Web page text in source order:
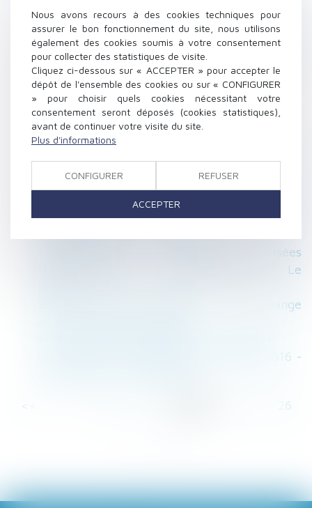
Une société ne souscrit pas une assurance
obligatoire : son dirigeant est responsable -
EFL
Retour sur " Les garanties contre les pensions
alimentaires impayées " - Net Iris
Prolongement du dispositif "Pinel" -
Gouvernement
Quelles sont les clauses suspensives du
compromis de vente ? - Seloger
Faire les bons choix locatifs - Les Echos
Patrimoine
Encore mieux rendre justice aux enfants
victimes et prévenir les agressions - Le blog-
Les femmes davantage pénalisées
financièrement lors des séparations - Le
BTP, construction, immobilier : ce qui change
La Véfa est mieux garantie dès juillet 2016 -
<< 26
Nous avons recours à des cookies techniques pour
assurer le bon fonctionnement du site, nous utilisons
également des cookies soumis à votre consentement
pour collecter des statistiques de visite.
Cliquez ci-dessous sur « ACCEPTER » pour accepter le
dépôt de l'ensemble des cookies ou sur « CONFIGURER
» pour choisir quels cookies nécessitant votre
consentement seront déposés (cookies statistiques),
avant de continuer votre visite du site.
Plus d'informations
CONFIGURER REFUSER
ACCEPTER